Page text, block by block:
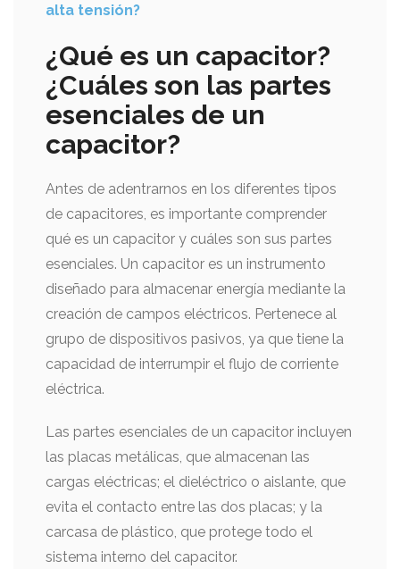
alta tensión?
¿Qué es un capacitor?
¿Cuáles son las partes
esenciales de un
capacitor?
Antes de adentrarnos en los diferentes tipos
de capacitores, es importante comprender
qué es un capacitor y cuáles son sus partes
esenciales. Un capacitor es un instrumento
diseñado para almacenar energía mediante la
creación de campos eléctricos. Pertenece al
grupo de dispositivos pasivos, ya que tiene la
capacidad de interrumpir el flujo de corriente
eléctrica.
Las partes esenciales de un capacitor incluyen
las placas metálicas, que almacenan las
cargas eléctricas; el dieléctrico o aislante, que
evita el contacto entre las dos placas; y la
carcasa de plástico, que protege todo el
sistema interno del capacitor.